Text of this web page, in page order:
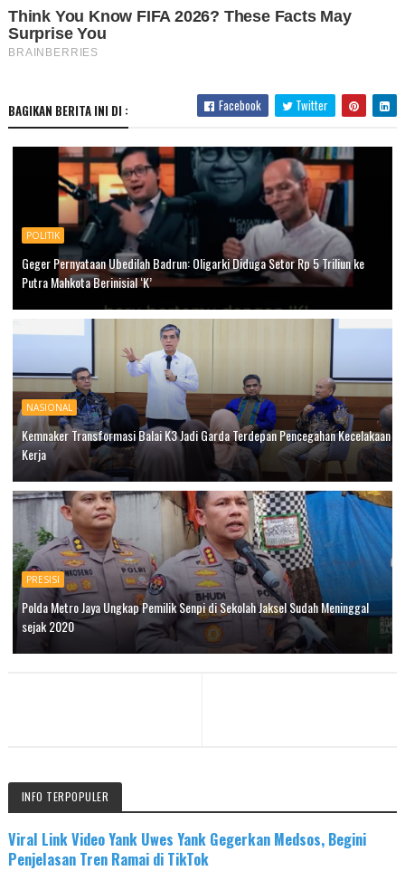
BAGIKAN BERITA INI DI : Facebook Twitter
POLITIK
Geger Pernyataan Ubedilah Badrun: Oligarki Diduga Setor Rp 5 Triliun ke
Putra Mahkota Berinisial ‘K’
NASIONAL
Kemnaker Transformasi Balai K3 Jadi Garda Terdepan Pencegahan Kecelakaan
Kerja
PRESISI
Polda Metro Jaya Ungkap Pemilik Senpi di Sekolah Jaksel Sudah Meninggal
sejak 2020
INFO TERPOPULER
Viral Link Video Yank Uwes Yank Gegerkan Medsos, Begini
Penjelasan Tren Ramai di TikTok